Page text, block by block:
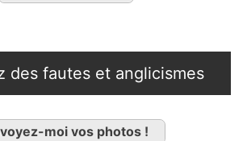
des fautes et anglicismes
moi vos photos !